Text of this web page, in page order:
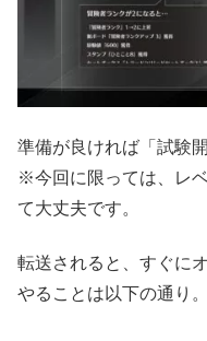
準備が良ければ「試験
※今回に限っては、レ
て大丈夫です。
転送されると、すぐに
やることは以下の通り。